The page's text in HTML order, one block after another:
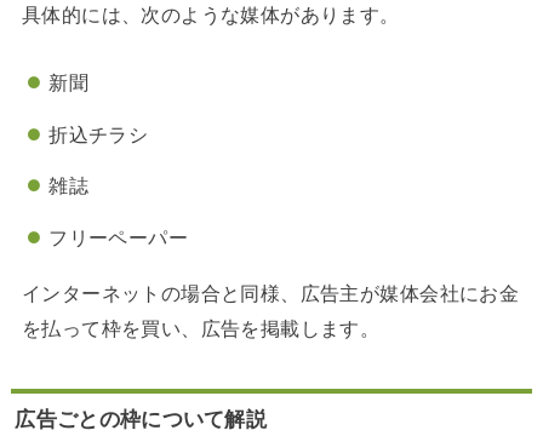
具体的には、次のような媒体があります。
新聞
折込チラシ
雑誌
フリーペーパー
インターネットの場合と同様、広告主が媒体会社にお金
を払って枠を買い、広告を掲載します。
広告ごとの枠について解説